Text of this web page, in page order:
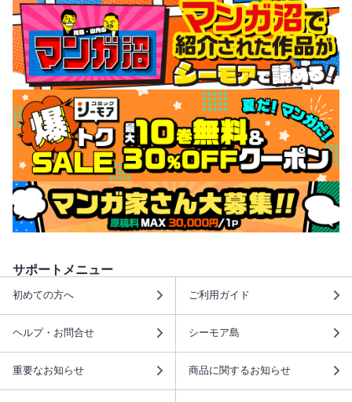
サポートメニュー
初めての方へ ご利用ガイド
ヘルプ・お問合せ シーモア島
重要なお知らせ 商品に関するお知らせ